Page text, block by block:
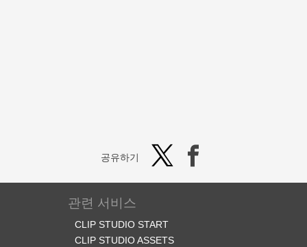
공유하기
관련 서비스
CLIP STUDIO START
CLIP STUDIO ASSETS